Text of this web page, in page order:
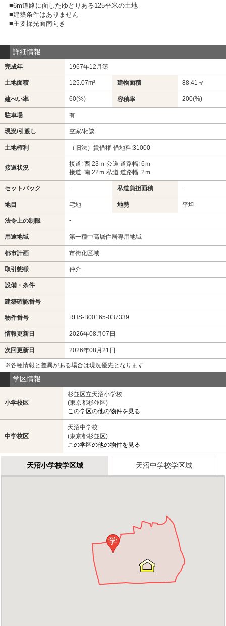
■6m道路に面したゆとりある125平米の土地
■建築条件はありません
■主要採光面南向き
詳細情報
完成年 1967年12月築
土地面積 125.07m² 建物面積 88.41㎡
建ぺい率 60(%) 容積率 200(%)
駐車場 有
現況/引渡し 空家/相談
土地権利 （旧法）賃借権 借地料:31000
接道状況
接道: 西 23ｍ 公道 道路幅: 6ｍ
接道: 南 22ｍ 私道 道路幅: 2ｍ
セットバック - 私道負担面積 -
地目 宅地 地勢 平坦
法令上の制限 -
用途地域 第一種中高層住居専用地域
都市計画 市街化区域
取引態様 仲介
設備・条件
建築確認番号
物件番号 RHS-B00165-037339
情報更新日 2026年08月07日
次回更新日 2026年08月21日
※各種情報と差異がある場合は現況優先となります
学区情報
小学校区
杉並区立天沼小学校
(東京都杉並区)
この学区の他の物件を見る
中学校区
天沼中学校
(東京都杉並区)
この学区の他の物件を見る
天沼小学校学区域 天沼中学校学区域
学